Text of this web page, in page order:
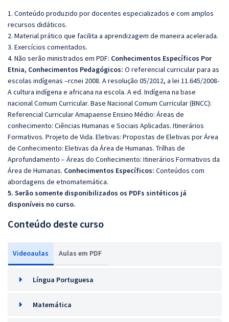
1. Conteúdo produzido por docentes especializados e com amplos
recursos didáticos.
2. Material prático que facilita a aprendizagem de maneira acelerada.
3. Exercícios comentados.
4. Não serão ministrados em PDF: Conhecimentos Específicos Por
Etnia, Conhecimentos Pedagógicos: O referencial curricular para as
escolas indígenas –rcnei 2008. A resolução 05/2012, a lei 11.645/2008-
A cultura indígena e africana na escola. A ed. Indígena na base
nacional Comum Curricular. Base Nacional Comum Curricular (BNCC):
Referencial Curricular Amapaense Ensino Médio: Áreas de
conhecimento: Ciências Humanas e Sociais Aplicadas. Itinerários
Formativos. Projeto de Vida. Eletivas: Propostas de Eletivas por Área
de Conhecimento: Eletivas da Área de Humanas. Trilhas de
Aprofundamento – Áreas do Conhecimento: Itinerários Formativos da
Área de Humanas. Conhecimentos Específicos: Conteúdos com
abordagens de etnomatemática.
5. Serão somente disponibilizados os PDFs sintéticos já
disponíveis no curso.
Conteúdo deste curso
Videoaulas Aulas em PDF
Língua Portuguesa
Matemática